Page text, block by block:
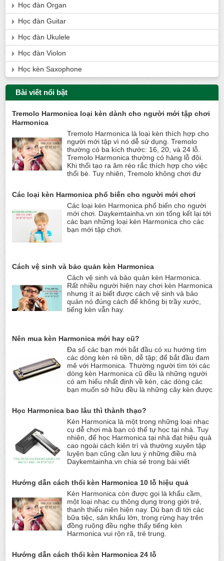
Học đàn Organ
Học đàn Guitar
Học đàn Ukulele
Học đàn Violon
Học kèn Saxophone
Bài viết nổi bật
Tremolo Harmonica loại kèn dành cho người mới tập chơi
Harmonica
Tremolo Harmonica là loại kèn thích hợp cho
người mới tập vì nó dễ sử dụng. Tremolo
thường có ba kích thước: 16, 20, và 24 lỗ.
Tremolo Harmonica thường có hàng lỗ đôi.
Khi thổi tạo ra âm réo rắc thích hợp cho việc
thổi bè. Tuy nhiên, Tremolo không chơi đư
Các loại kèn Harmonica phổ biến cho người mới chơi
Các loại kèn Harmonica phổ biến cho người
mới chơi. Daykemtainha.vn xin tổng kết lại tới
các bạn những loại kèn Harmonica cho các
bạn mới tập chơi.
Cách vệ sinh và bảo quản kèn Harmonica
Cách vệ sinh và bảo quản kèn Harmonica.
Rất nhiều người hiện nay chơi kèn Harmonica
nhưng ít ai biết được cách vệ sinh và bảo
quản nó đúng cách để không bị trầy xước,
tiếng kèn vẫn hay.
Nên mua kèn Harmonica mới hay cũ?
Đa số các bạn mới bắt đầu có xu hướng tìm
các dòng kèn rẻ tiền, dễ tập; để bắt đầu đam
mê với Harmonica. Thường người tìm tới các
dòng kèn Harmonica cũ đều là những người
có am hiểu nhất định về kèn, các dòng các
bạn muốn sở hữu đều là những cây kèn được
Học Harmonica bao lâu thì thành thạo?
Kèn Harmonica là một trong những loại nhạc
cụ dễ chơi mà bạn có thể tự học tại nhà. Tuy
nhiên, để học Harmonica tại nhà đạt hiệu quả
cao ngoài cách kiên trì và thường xuyên tập
luyện bạn cũng cần lưu ý những điều mà
Daykemtainha.vn chia sẻ trong bài viết
Hướng dẫn cách thổi kèn Harmonica 10 lỗ hiệu quả
Kèn Harmonica còn được gọi là khẩu cầm,
một loại nhạc cụ thông dụng trong giới trẻ,
thanh thiếu niên hiện nay. Dù bạn đi tới các
bữa tiệc, sân khấu lớn, trong rừng hay trên
đồng ruộng đều nghe thấy tiếng kèn
Harmonica vui rộn rã, trẻ trung.
Hướng dẫn cách thổi kèn Harmonica 24 lỗ